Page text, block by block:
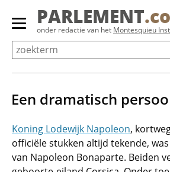
Overslaan
Primair
menu
tonen/verbergen
PARLEMENT
onder redactie van het Montesquieu
Een dramatisch
Koning Lodewijk Napoleon,
officiële stukken altijd tekende,
van Napoleon Bonaparte. Beiden